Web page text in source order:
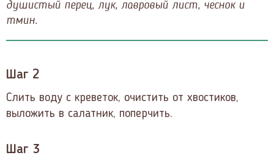
душистый перец, лук, лавровый лист, чеснок и
тмин.
Шаг 2
Слить воду с креветок, очистить от хвостиков,
выложить в салатник, поперчить.
Шаг 3